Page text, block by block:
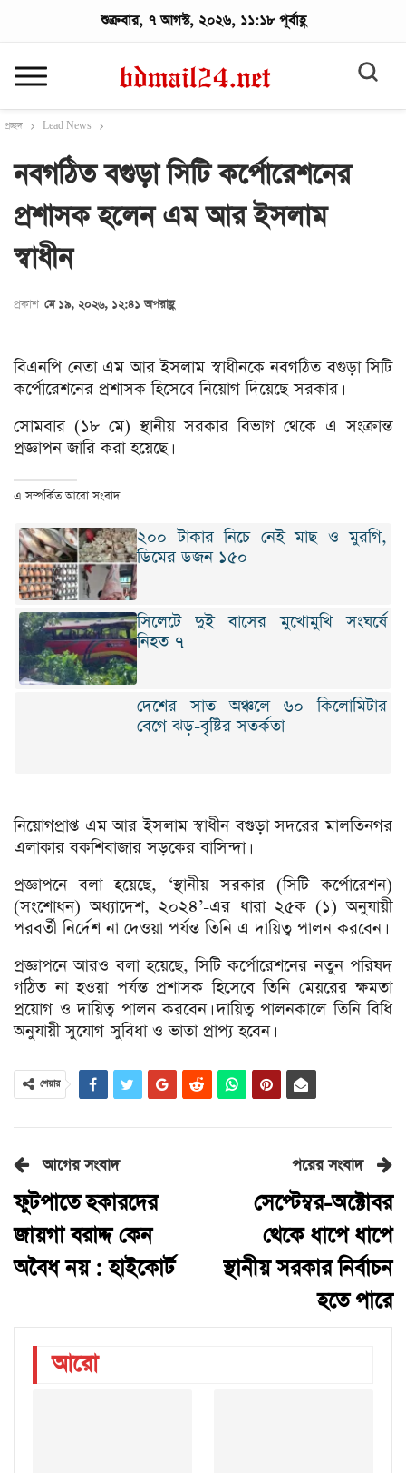
শুক্রবার, ৭ আগস্ট, ২০২৬, ১১:১৮ পূর্বাহ্ণ
প্রচ্ছদ Lead News
নবগঠিত বগুড়া সিটি কর্পোরেশনের
প্রশাসক হলেন এম আর ইসলাম
স্বাধীন
প্রকাশ মে ১৯, ২০২৬, ১২:৪১ অপরাহ্ণ
বিএনপি নেতা এম আর ইসলাম স্বাধীনকে নবগঠিত বগুড়া সিটি
কর্পোরেশনের প্রশাসক হিসেবে নিয়োগ দিয়েছে সরকার।
সোমবার (১৮ মে) স্থানীয় সরকার বিভাগ থেকে এ সংক্রান্ত
প্রজ্ঞাপন জারি করা হয়েছে।
এ সম্পর্কিত আরো সংবাদ
২০০ টাকার নিচে নেই মাছ ও মুরগি,
ডিমের ডজন ১৫০
সিলেটে দুই বাসের মুখোমুখি সংঘর্ষে
নিহত ৭
দেশের সাত অঞ্চলে ৬০ কিলোমিটার
বেগে ঝড়-বৃষ্টির সতর্কতা
নিয়োগপ্রাপ্ত এম আর ইসলাম স্বাধীন বগুড়া সদরের মালতিনগর
এলাকার বকশিবাজার সড়কের বাসিন্দা।
প্রজ্ঞাপনে বলা হয়েছে, ‘স্থানীয় সরকার (সিটি কর্পোরেশন)
(সংশোধন) অধ্যাদেশ, ২০২৪’-এর ধারা ২৫ক (১) অনুযায়ী
পরবর্তী নির্দেশ না দেওয়া পর্যন্ত তিনি এ দায়িত্ব পালন করবেন।
প্রজ্ঞাপনে আরও বলা হয়েছে, সিটি কর্পোরেশনের নতুন পরিষদ
গঠিত না হওয়া পর্যন্ত প্রশাসক হিসেবে তিনি মেয়রের ক্ষমতা
প্রয়োগ ও দায়িত্ব পালন করবেন। দায়িত্ব পালনকালে তিনি বিধি
অনুযায়ী সুযোগ-সুবিধা ও ভাতা প্রাপ্য হবেন।
শেয়ার
আগের সংবাদ
ফুটপাতে হকারদের
জায়গা বরাদ্দ কেন
অবৈধ নয় : হাইকোর্ট
পরের সংবাদ
সেপ্টেম্বর-অক্টোবর
থেকে ধাপে ধাপে
স্থানীয় সরকার নির্বাচন
হতে পারে
আরো